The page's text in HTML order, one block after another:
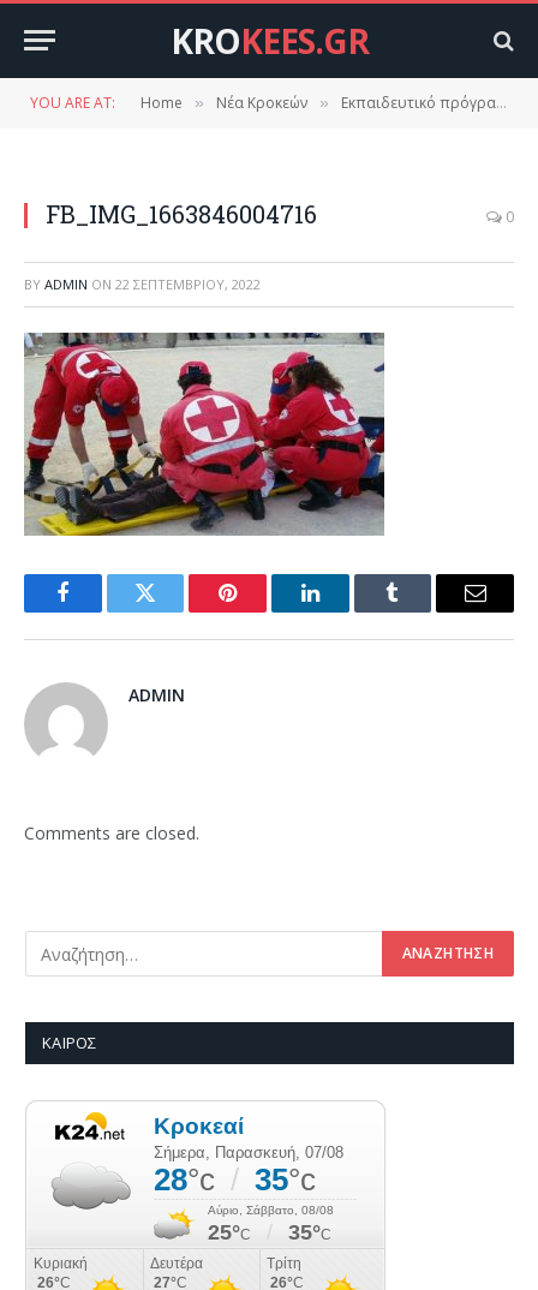
KROKEES.GR
YOU ARE AT: Home » Νέα Κροκεών » Εκπαιδευτικό πρόγραμμα πρώτων βοηθειων απο το σύλλογο Γυναικών Κροκεών.
FB_IMG_1663846004716 0
BY ADMIN ON 22 ΣΕΠΤΕΜΒΡΊΟΥ, 2022
FacebookTwitter Pinterest LinkedInTumblr Email
ADMIN
Comments are closed.
ΚΑΙΡΌΣ